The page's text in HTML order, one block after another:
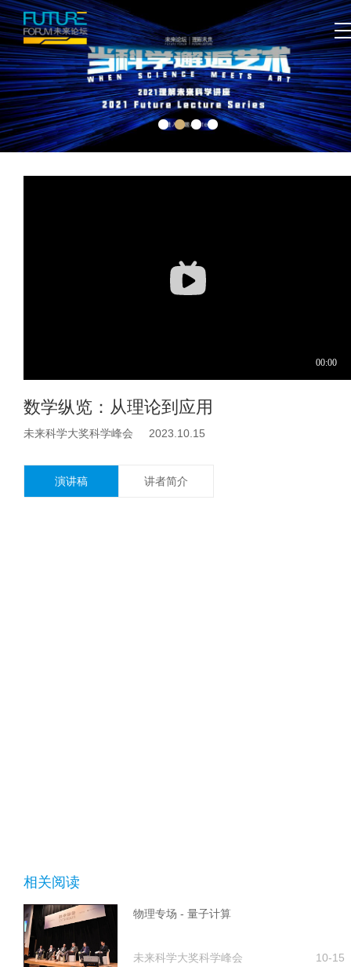
数学纵览：从理论到应用
未来科学大奖科学峰会 2023.10.15
演讲稿 讲者简介
相关阅读
物理专场 - 量子计算
未来科学大奖科学峰会 10-15